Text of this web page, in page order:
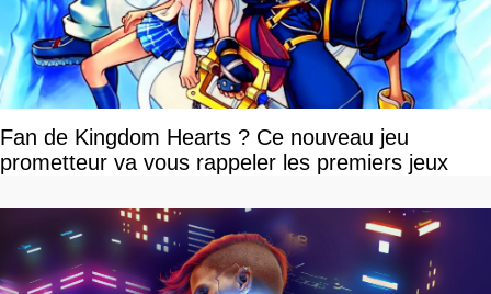
Fan de Kingdom Hearts ? Ce nouveau jeu
prometteur va vous rappeler les premiers jeux